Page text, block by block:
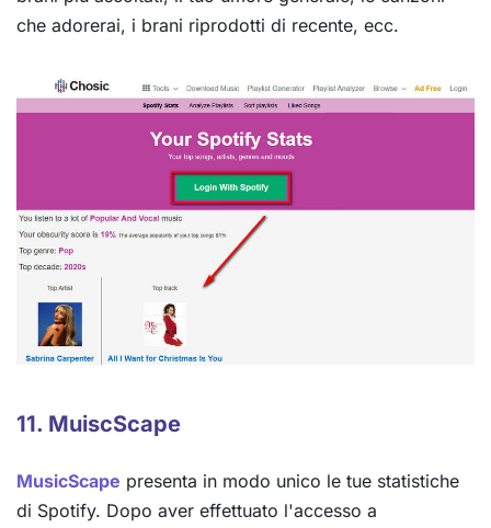
che adorerai, i brani riprodotti di recente, ecc.
11. MuiscScape
MusicScape presenta in modo unico le tue statistiche
di Spotify. Dopo aver effettuato l'accesso a